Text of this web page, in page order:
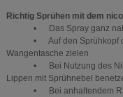
Richtig Sprühen mit dem
• Das Spray ganz nah
• Auf den Sprühkopf
Wangentasche zielen
• Bei Nutzung des
Lippen mit Sprühnebel
• Bei anhaltendem